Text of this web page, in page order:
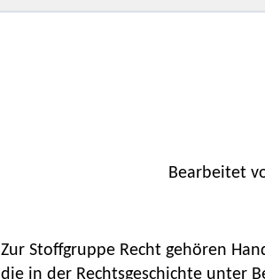
Bearbeitet
Zur Stoffgruppe Recht gehören
die in der Rechtsgeschichte unter